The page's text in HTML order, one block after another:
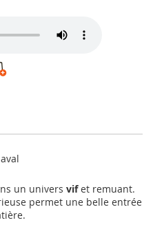
un univers vifet remuant.
permet une belle entrée